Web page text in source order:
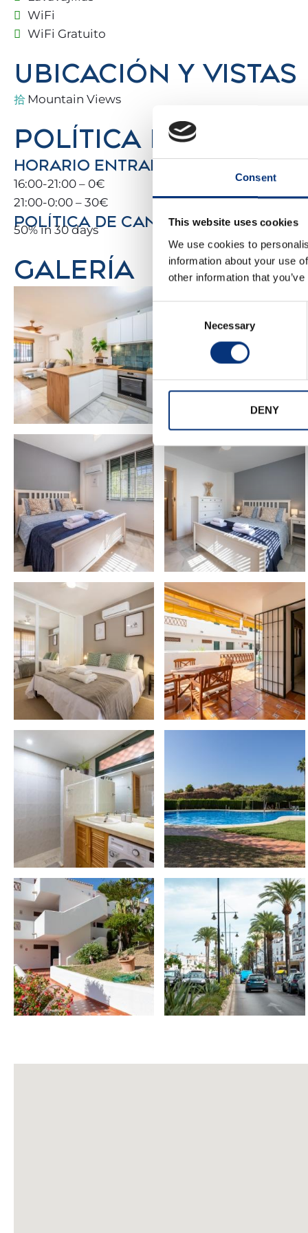
Consent
This website uses cookies
We use cookies to
information about your use
other information that
Consent
Necessary
DENY
– Habitación 1: Cama doble (150 x 200 cm) 🛏️
– Baño: Tocador + plato de ducha 🚿
Para Netflix debe tener su propia cuenta 🎬
Perfecto para familias, parejas, golfistas,
Libro guía con consejos y recomendaciones locales
📍 LUGARES PRÓXIMOS DE INTERÉS
✈️ Aeropuerto de Málaga – 12 km
🌆 Málaga Centro – 20 km
🌴 Torremolinos – 4 km
🌊 Fuengirola – 10 km
🏘️ Benalmádena Pueblo – 4 km (Casco antiguo:
🏖 Playa – 800 m
⚓ Puerto Marina – 2,5 km (Sea Life, gastronomía
🐬 Selwo Marina – 400 m
🎡 Tivoli World – 600 m
⛳ Campo de Golf Torrequebrada – 4 km
📅 ¿LISTO PARA RESERVAR?
Si tiene alguna duda, ¡pregúntenos sin
Eche un vistazo a nuestras otras propiedades si
Queremos que su experiencia sea perfecta ⭐
– Ropa de cama 🛏️
– Toallas de baño 🧼
– Secador 💇
– Hervidor de agua ☕
– Cafetera
– Tostadora 🍞
– Batidora
– Frigorífico 🧊
– Plancha + tabla 👕
– Lavadora
– Tendedero
– Aire acondicionado & calefacción ❄️🔥
WiFi
WiFi Gratuito
UBICACIÓN Y VISTAS
Mountain Views
POLÍTICA DE
HORARIO ENTRADA
16:00-21:00 – 0€
21:00-0:00 – 30€
POLÍTICA DE CANCELACIÓN
50% in 30 days
GALERÍA